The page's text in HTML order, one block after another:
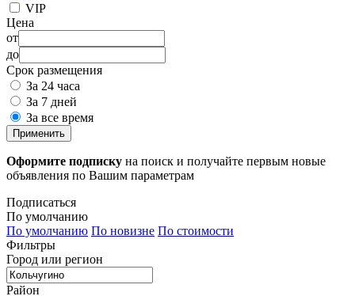
VIP
Цена
от
до
Срок размещения
За 24 часа
За 7 дней
За все время
Применить
Оформите подписку на поиск и получайте первым новые
объявления по Вашим параметрам
Подписаться
По умолчанию
По умолчанию По новизне По стоимости
Фильтры
Город или регион
Район